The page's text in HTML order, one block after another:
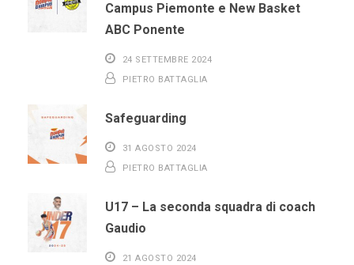
Campus Piemonte e New Basket
ABC Ponente
24 SETTEMBRE 2024
PIETRO BATTAGLIA
Safeguarding
31 AGOSTO 2024
PIETRO BATTAGLIA
U17 – La seconda squadra di coach
Gaudio
21 AGOSTO 2024